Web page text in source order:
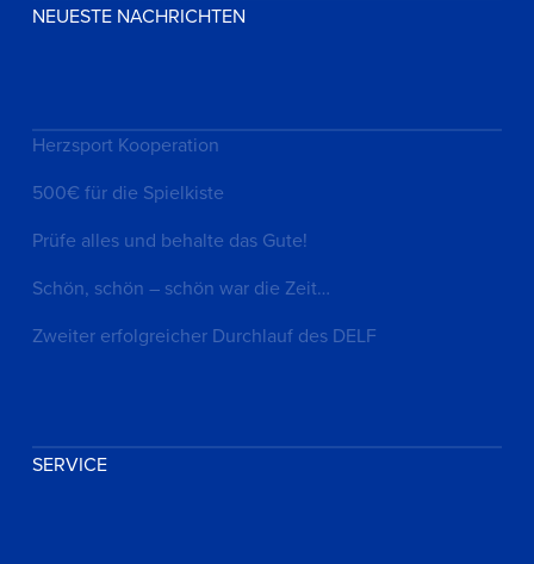
NEUESTE NACHRICHTEN
Herzsport Kooperation
500€ für die Spielkiste
Prüfe alles und behalte das Gute!
Schön, schön – schön war die Zeit…
Zweiter erfolgreicher Durchlauf des DELF
SERVICE